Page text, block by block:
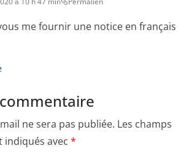
me fournir une notice en français
ne sera pas publiée. Les champs
avec *